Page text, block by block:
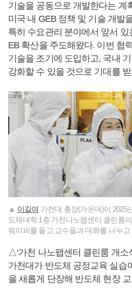
기술을 공동으로 개발한다는 계
미국 내 GEB 정책 및 기술 개발
특히 수요관리 분야에서 앞서
EB 확산을 주도해왔다. 이번 협
기술을 조기에 도입하고, 국내
강화할 수 있을 것으로 기대를
▲ 이길여 가천대 총장(가운데)이 2025
도체대학 1층 가천나노팹센터 클린룸
웨이퍼를 들고 교수들과 대화를 나누고
△‘가천 나노팹센터 클린룸 개소
가천대가 반도체 공정교육 실습
을 새롭게 단장해 반도체 현장